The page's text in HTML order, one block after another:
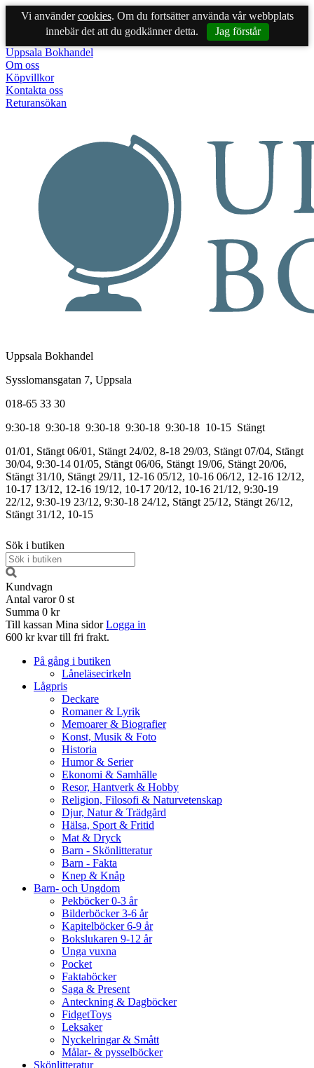
Vi användercookies. Om du fortsätter använda vår webbplats
innebär det att du godkänner detta.
Jag förstår
Uppsala Bokhandel
Om oss
Köpvillkor
Kontakta oss
Returansökan
Uppsala Bokhandel
Sysslomansgatan 7, Uppsala
018-65 33 30
9:30-18 9:30-18 9:30-18 9:30-18 9:30-18 10-15 Stängt
01/01, Stängt 06/01, Stängt 24/02, 8-18 29/03, Stängt 07/04, Stängt
30/04, 9:30-14 01/05, Stängt 06/06, Stängt 19/06, Stängt 20/06,
Stängt 31/10, Stängt 29/11, 12-16 05/12, 10-16 06/12, 12-16 12/12,
10-17 13/12, 12-16 19/12, 10-17 20/12, 10-16 21/12, 9:30-19
22/12, 9:30-19 23/12, 9:30-18 24/12, Stängt 25/12, Stängt 26/12,
Stängt 31/12, 10-15
Sök i butiken
Kundvagn
Antal varor 0 st
Summa 0 kr
Till kassan Mina sidor Logga in
600 kr kvar till fri frakt.
På gång i butiken
Låneläsecirkeln
Lågpris
Deckare
Romaner & Lyrik
Memoarer & Biografier
Konst, Musik & Foto
Historia
Humor & Serier
Ekonomi & Samhälle
Resor, Hantverk & Hobby
Religion, Filosofi & Naturvetenskap
Djur, Natur & Trädgård
Hälsa, Sport & Fritid
Mat & Dryck
Barn - Skönlitteratur
Barn - Fakta
Knep & Knåp
Barn- och Ungdom
Pekböcker 0-3 år
Bilderböcker 3-6 år
Kapitelböcker 6-9 år
Bokslukaren 9-12 år
Unga vuxna
Pocket
Faktaböcker
Saga & Present
Anteckning & Dagböcker
FidgetToys
Leksaker
Nyckelringar & Smått
Målar- & pysselböcker
Skönlitteratur